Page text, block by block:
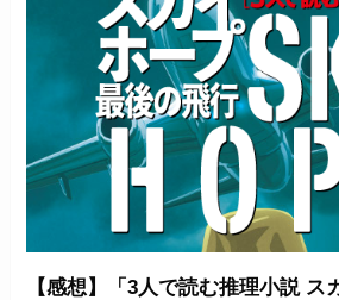
【感想】「3人で読む推理小説 ス